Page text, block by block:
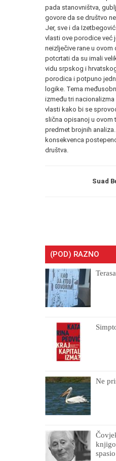
pada stanovništva,
govore da se društvo
Jer, sve i da
vlasti ove porodice već
neizlječive rane u ovom
potcrtati da su imali
vidu srpskog i
porodica i potpuno
logike. Tema
između tri
vlasti kako bi se
slična opisanoj u ovom
predmet brojnih
konsekvenca
društva.
Suad
(POD) RAZNO
Ne